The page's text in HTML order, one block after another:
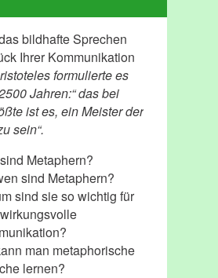
bildhafte Sprechen
Ihrer Kommunikation
formulierte es
Jahren:“ das bei
ist es, ein Meister der
sein“.
Metaphern?
sind Metaphern?
sind sie so wichtig für
man metaphorische
lernen?